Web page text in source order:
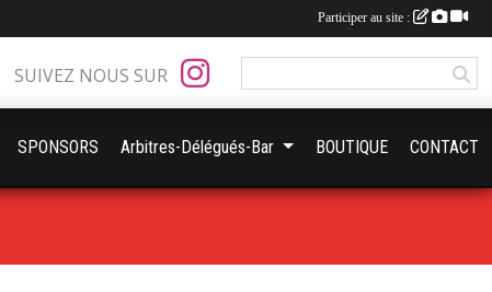
SUIVEZ NOUS SUR
SPONSORS Arbitres-Délégués-Bar BOUTIQUE CONTACT
Participer au site :